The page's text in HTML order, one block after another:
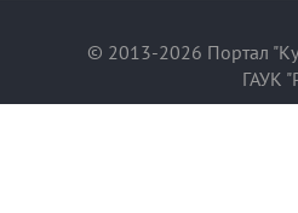
© 2013-2026 Портал
ГАУК